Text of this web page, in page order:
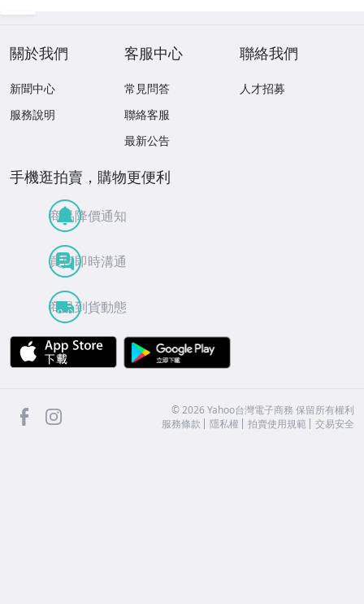
關於我們
新聞中心
服務說明
客服中心
常見問答
聯絡客服
最新公告
聯絡我們
人才招募
手機逛拍賣，購物更便利
商品降價通知
買賣即時溝通
商品到貨動態
APP Store
facebook ©2026 Yahoo台灣電子商務 保留所有權利
服務條款
隱私權 拍賣使用規範 交易安全